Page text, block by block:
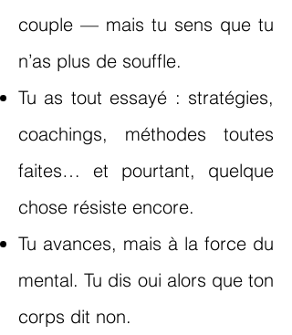
couple — mais tu sens que tu
n’as plus de souffle.
Tu as tout essayé : stratégies,
coachings, méthodes toutes
faites… et pourtant, quelque
chose résiste encore.
Tu avances, mais à la force du
mental. Tu dis oui alors que ton
corps dit non.